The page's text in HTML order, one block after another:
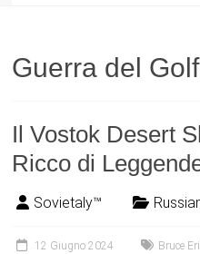
Guerra del
Il Vostok Desert
Ricco di
Sovietaly™
12 Giugno 2024 Bruce